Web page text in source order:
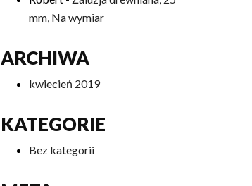
mm, Na wymiar
ARCHIWA
kwiecień 2019
KATEGORIE
Bez kategorii